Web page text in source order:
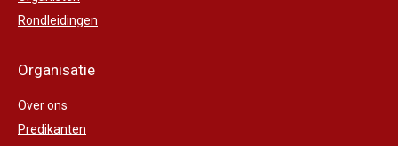
Rondleidingen
Organisatie
Over ons
Predikanten